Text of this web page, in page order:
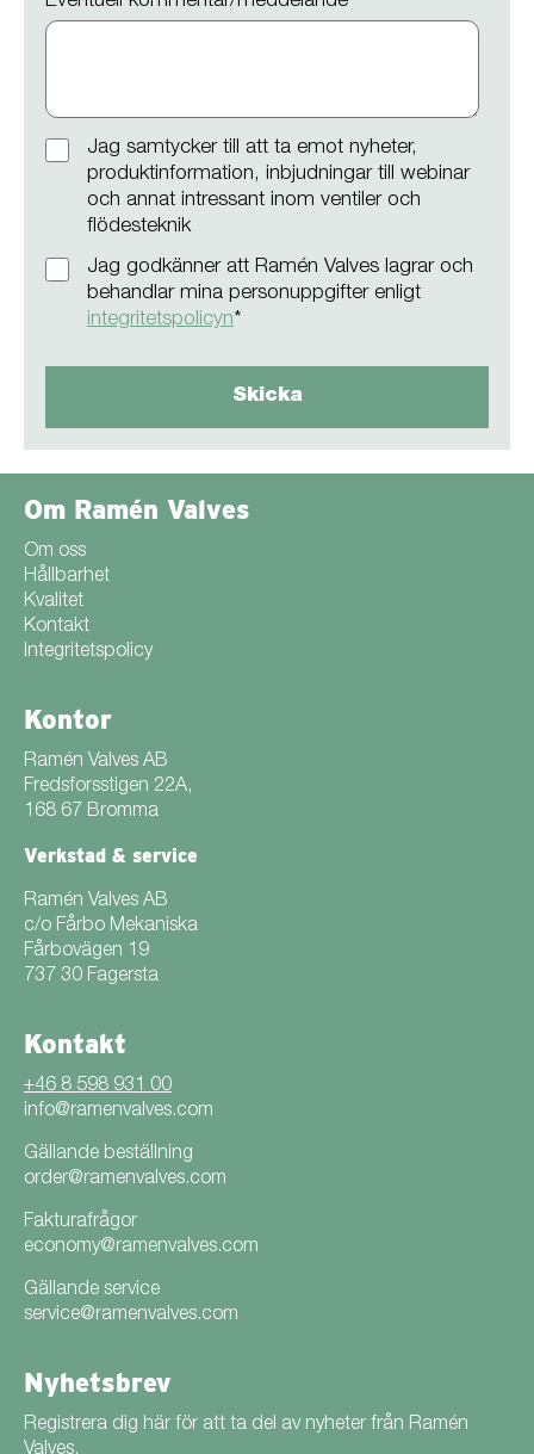
Jag samtycker till att ta emot nyheter,
produktinformation, inbjudningar till webinar
och annat intressant inom ventiler och
flödesteknik
Jag godkänner att Ramén Valves lagrar och
behandlar mina personuppgifter enligt
integritetspolicyn*
Om Ramén Valves
Om oss
Hållbarhet
Kvalitet
Kontakt
Integritetspolicy
Kontor
Ramén Valves AB
Fredsforsstigen 22A,
168 67 Bromma
Verkstad & service
Ramén Valves AB
c/o Fårbo Mekaniska
Fårbovägen 19
737 30 Fagersta
Kontakt
+46 8 598 931 00
info@ramenvalves.com
Gällande beställning
order@ramenvalves.com
Fakturafrågor
economy@ramenvalves.com
Gällande service
service@ramenvalves.com
Nyhetsbrev
Registrera dig här för att ta del av nyheter från Ramén
Valves.